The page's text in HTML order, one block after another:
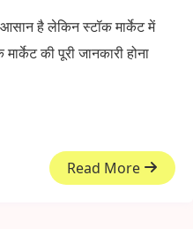
है लेकिन स्टॉक मार्केट में
की पूरी जानकारी होना
Read More